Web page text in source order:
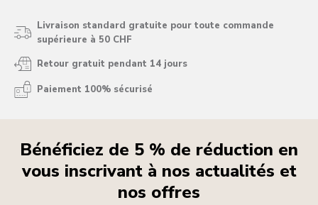
Livraison standard gratuite pour toute commande
supérieure à 50 CHF
Retour gratuit pendant 14 jours
Paiement 100% sécurisé
Bénéficiez de 5 % de réduction en
vous inscrivant à nos actualités et
nos offres